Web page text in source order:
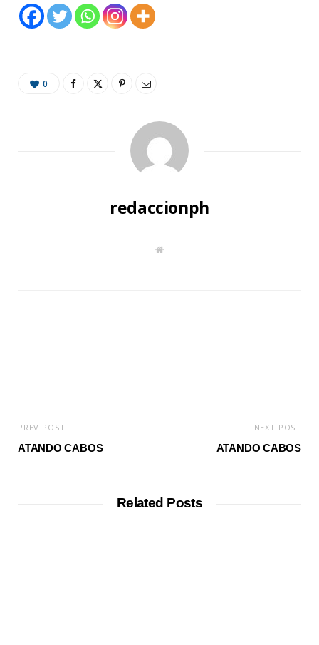
0
redaccionph
W
PREV POST
ATANDO CABOS
NEXT POST
ATANDO CABOS
Related Posts